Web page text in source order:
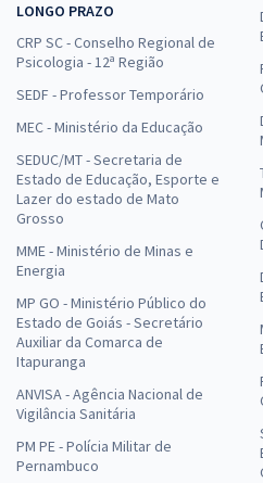
LONGO PRAZO
CRP SC - Conselho Regional de
Psicologia - 12ª Região
SEDF - Professor Temporário
MEC - Ministério da Educação
SEDUC/MT - Secretaria de
Estado de Educação, Esporte e
Lazer do estado de Mato
Grosso
MME - Ministério de Minas e
Energia
MP GO - Ministério Público do
Estado de Goiás - Secretário
Auxiliar da Comarca de
Itapuranga
ANVISA - Agência Nacional de
Vigilância Sanitária
PM PE - Polícia Militar de
Pernambuco